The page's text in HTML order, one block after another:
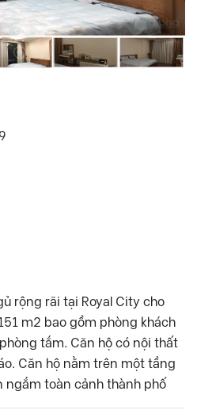
rộng rãi tại Royal City cho
m2 bao gồm phòng khách
tắm. Căn hộ có nội thất
Căn hộ nằm trên một tầng
ngắm toàn cảnh thành phố